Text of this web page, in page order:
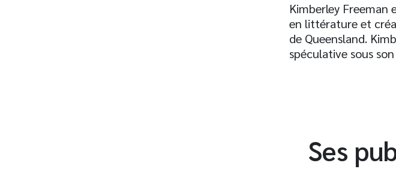
Kimberley Freeman
en littérature et
de Queensland.
spéculative sous
Ses